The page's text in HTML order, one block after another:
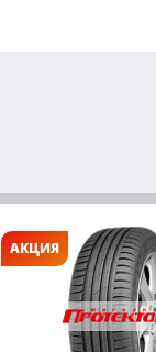
АКЦИЯ